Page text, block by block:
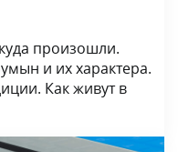
произошли.
и их характера.
Как живут в